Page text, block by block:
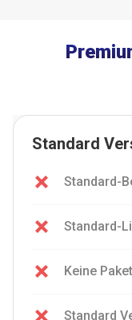
Standard
Standard-
Standard-
Keine
Standard